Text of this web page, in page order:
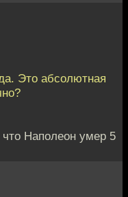
Это абсолютная
Наполеон умер 5